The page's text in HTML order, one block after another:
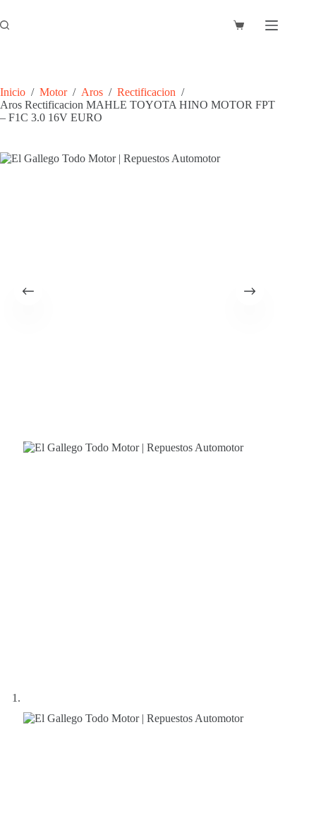
al
contenido
Carro
Inicio / Motor / Aros / Rectificacion /
Aros Rectificacion MAHLE TOYOTA HINO MOTOR FPT
– F1C 3.0 16V EURO